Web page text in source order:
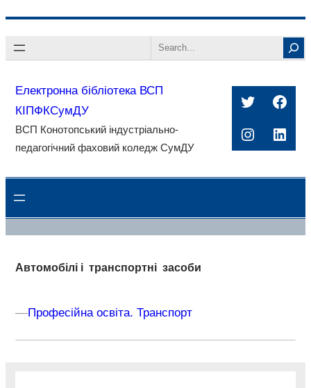
до
Search
Електронна бібліотека ВСП
КІПФКСумДУ
ВСП Конотопський індустріально-
педагогічний фаховий коледж СумДУ
Twitter
Автомобілі і транспортні засоби
––Професійна освіта. Транспорт